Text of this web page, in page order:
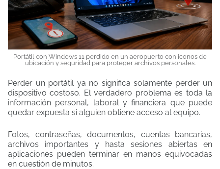
Portátil con Windows 11 perdido en un aeropuerto con iconos de
ubicación y seguridad para proteger archivos personales.
Perder un portátil ya no significa solamente perder un
dispositivo costoso. El verdadero problema es toda la
información personal, laboral y financiera que puede
quedar expuesta si alguien obtiene acceso al equipo.
Fotos, contraseñas, documentos, cuentas bancarias,
archivos importantes y hasta sesiones abiertas en
aplicaciones pueden terminar en manos equivocadas
en cuestión de minutos.